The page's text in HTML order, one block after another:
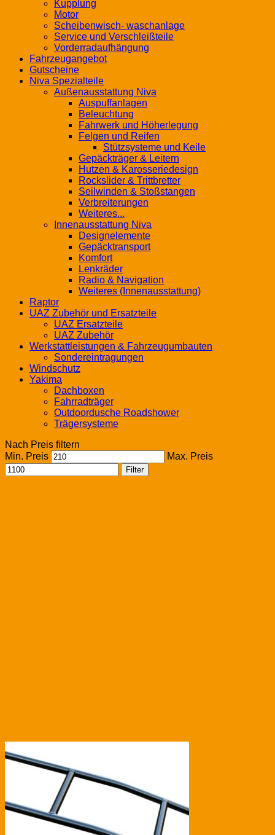
Kupplung
Motor
Scheibenwisch- waschanlage
Service und Verschleißteile
Vorderradaufhängung
Fahrzeugangebot
Gutscheine
Niva Spezialteile
Außenausstattung Niva
Auspuffanlagen
Beleuchtung
Fahrwerk und Höherlegung
Felgen und Reifen
Stützsysteme und Keile
Gepäckträger & Leitern
Hutzen & Karosseriedesign
Rockslider & Trittbretter
Seilwinden & Stoßstangen
Verbreiterungen
Weiteres...
Innenausstattung Niva
Designelemente
Gepäcktransport
Komfort
Lenkräder
Radio & Navigation
Weiteres (Innenausstattung)
Raptor
UAZ Zubehör und Ersatzteile
UAZ Ersatzteile
UAZ Zubehör
Werkstattleistungen & Fahrzeugumbauten
Sondereintragungen
Windschutz
Yakima
Dachboxen
Fahrradträger
Outdoordusche Roadshower
Trägersysteme
Nach Preis filtern
Min. Preis
Max. Preis
Filter